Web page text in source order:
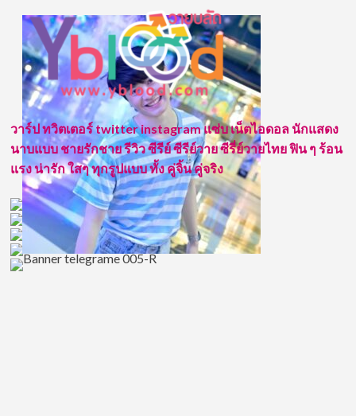
วาร์ป ทวิตเตอร์ twitter instagram แซ่บ เน็ตไอดอล นักแสดง
นาบแบบ ชายรักชาย รีวิว ซีรีย์ ซีรีย์วาย ซีรี่ย์วายไทย ฟิน ๆ ร้อน
แรง น่ารัก ใสๆ ทุกรูปแบบ ทั้ง คู่จิ้น คู่จริง